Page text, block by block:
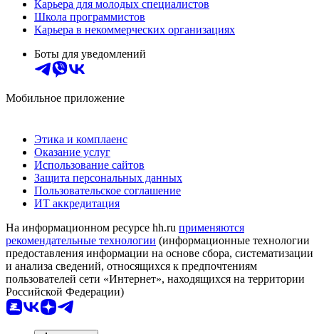
Карьера для молодых специалистов
Школа программистов
Карьера в некоммерческих организациях
Боты для уведомлений
Мобильное приложение
Этика и комплаенс
Оказание услуг
Использование сайтов
Защита персональных данных
Пользовательское соглашение
ИТ аккредитация
На информационном ресурсе hh.ru применяются
рекомендательные технологии (информационные технологии
предоставления информации на основе сбора, систематизации
и анализа сведений, относящихся к предпочтениям
пользователей сети «Интернет», находящихся на территории
Российской Федерации)